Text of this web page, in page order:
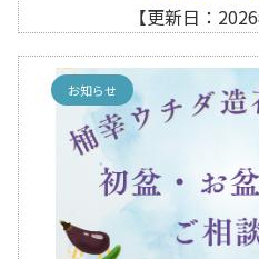
【更新日：
お知らせ